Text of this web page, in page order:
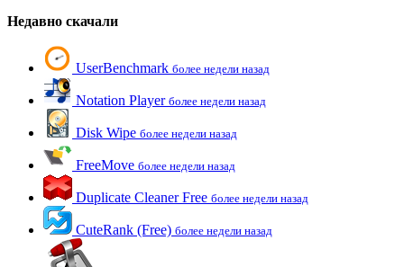
Недавно скачали
UserBenchmark более недели назад
Notation Player более недели назад
Disk Wipe более недели назад
FreeMove более недели назад
Duplicate Cleaner Free более недели назад
CuteRank (Free) более недели назад